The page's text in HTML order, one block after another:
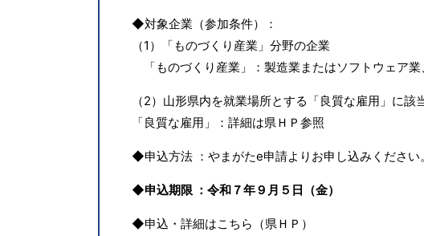
◆対象企業（参加条件）：
（1）「ものづくり産業」分野の企業
「ものづくり産業」：製造業またはソフトウェア
（2）山形県内を就業場所とする「良質な雇用」に
「良質な雇用」：詳細は県ＨＰ参照
◆申込方法 ：やまがたe申請よりお申し込みください。
◆申込期限 ：令和７年９月５日（金）
◆申込・詳細はこちら（県ＨＰ）